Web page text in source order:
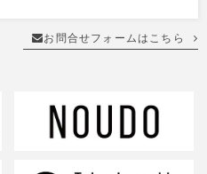
お問合せフォームはこちら